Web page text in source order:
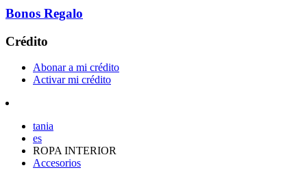
Bonos Regalo
Crédito
Abonar a mi crédito
Activar mi crédito
tania
es
ROPA INTERIOR
Accesorios